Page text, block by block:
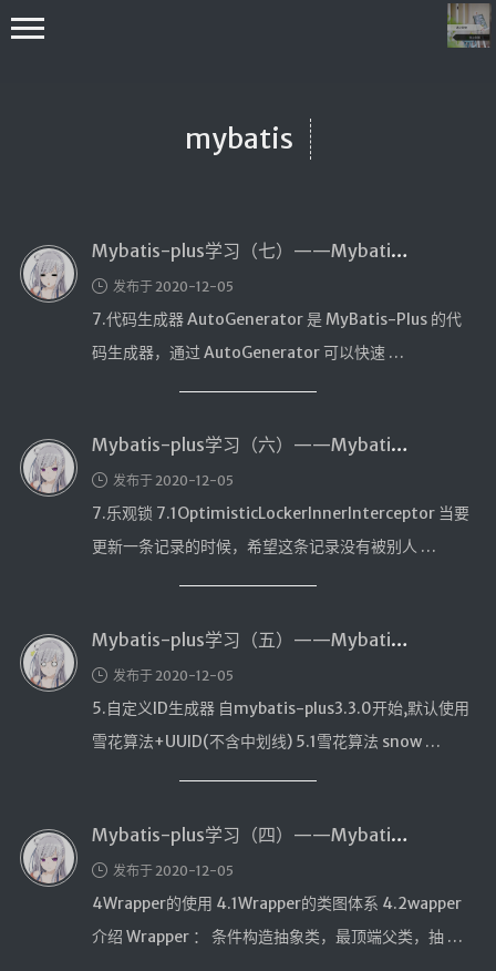
mybatis
Mybatis-plus学习（七）——MybatiPlus的代码生成器
发布于 2020-12-05
7.代码生成器 AutoGenerator 是 MyBatis-Plus 的代
码生成器，通过 AutoGenerator 可以快速 …
Mybatis-plus学习（六）——MybatiPlus的乐观锁和自动填充功能详解
发布于 2020-12-05
7.乐观锁 7.1OptimisticLockerInnerInterceptor 当要
更新一条记录的时候，希望这条记录没有被别人 …
Mybatis-plus学习（五）——MybatiPlus的自定义ID生成器和逻辑删除详解测试
发布于 2020-12-05
5.自定义ID生成器 自mybatis-plus3.3.0开始,默认使用
雪花算法+UUID(不含中划线) 5.1雪花算法 snow …
Mybatis-plus学习（四）——MybatiPlus的Wrapper的使用
发布于 2020-12-05
4Wrapper的使用 4.1Wrapper的类图体系 4.2wapper
介绍 Wrapper ： 条件构造抽象类，最顶端父类，抽 …
首页
编程学习
OS
数据结构与算法
汇编学习
mybatis
前端学习
datatable插件学习
随笔
生活